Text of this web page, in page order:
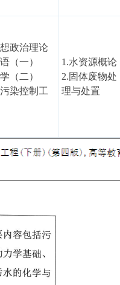
政治理论
（一）
（二）
染控制工
1.水资源概论
2.固体废物处
理与处置